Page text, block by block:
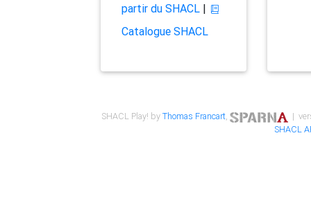
partir du SHACL|
Catalogue SHACL
SHACL Play! byThomas Francart,
|
SHACL